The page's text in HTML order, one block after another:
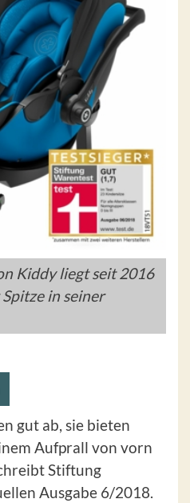
Kiddy liegt seit 2016
in seiner
gut ab, sie bieten
Aufprall von vorn
Stiftung
Ausgabe 6/2018.